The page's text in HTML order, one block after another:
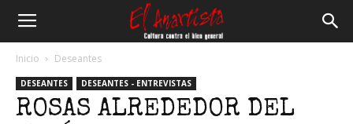
Anartista
Inicio Deseantes
DESEANTES DESEANTES - ENTREVISTAS
ROSAS ALREDEDOR DEL